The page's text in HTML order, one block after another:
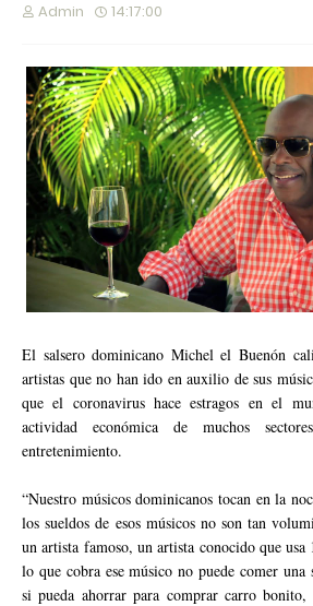
Admin 14:17:00
El salsero dominicano Michel el Buenón
artistas que no han ido en auxilio de sus
que el coronavirus hace estragos en el
actividad económica de muchos
entretenimiento.
“Nuestro músicos dominicanos tocan en la
los sueldos de esos músicos no son tan
un artista famoso, un artista conocido que
lo que cobra ese músico no puede comer una
si pueda ahorrar para comprar carro bonito,